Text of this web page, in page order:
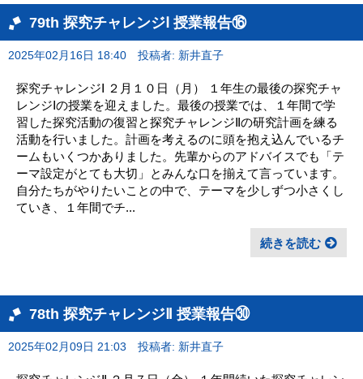
79th 探究チャレンジⅠ 授業報告⑯
2025年02月16日 18:40 投稿者: 新井直子
探究チャレンジⅠ ２月１０日（月） １年生の最後の探究チャ
レンジⅠの授業を迎えました。最後の授業では、１年間で学
習した探究活動の復習と探究チャレンジⅡの研究計画を練る
活動を行いました。計画を考えるのに頭を抱え込んでいるチ
ームもいくつかありました。先輩からのアドバイスでも「テ
ーマ設定がとても大切」とみんな口を揃えて言っています。
自分たちがやりたいことの中で、テーマを少しずつ小さくし
ていき、１年間でチ...
続きを読む
78th 探究チャレンジⅡ 授業報告㉚
2025年02月09日 21:03 投稿者: 新井直子